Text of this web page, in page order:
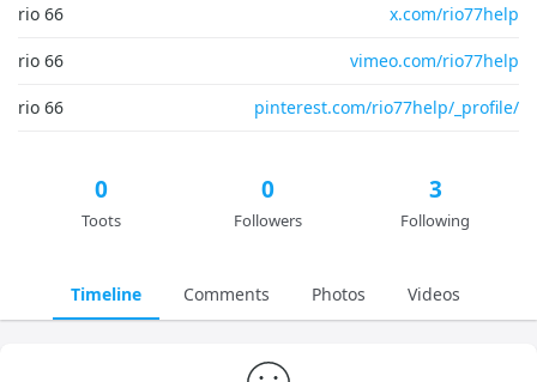
rio 66 x.com/rio77help
rio 66 vimeo.com/rio77help
rio 66 pinterest.com/rio77help/_profile/
0
Toots
0
Followers
3
Following
Timeline Comments Photos Videos